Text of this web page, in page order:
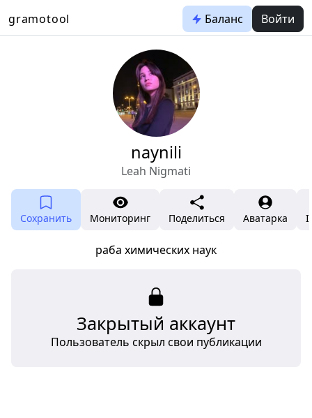
gramotool Баланс Войти
naynili
Leah Nigmati
Сохранить Мониторинг Поделиться Аватарка
раба химических наук
Закрытый аккаунт
Пользователь скрыл свои публикации